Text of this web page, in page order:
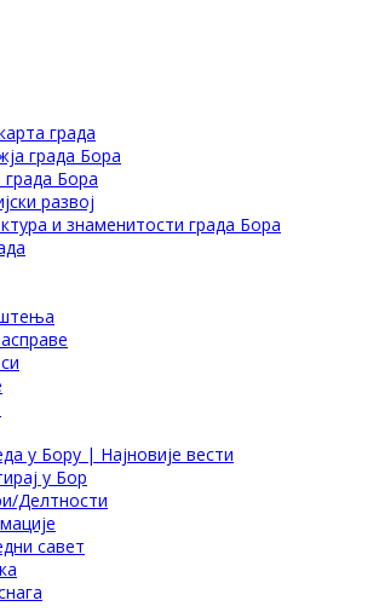
града
града Бора
града Бора
развој
и знаменитости града Бора
у Бору | Најновије вести
у Бор
Делтности
савет